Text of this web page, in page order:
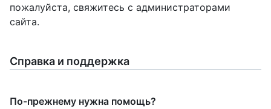
пожалуйста, свяжитесь с администраторами
сайта.
Справка и поддержка
По-прежнему нужна помощь?